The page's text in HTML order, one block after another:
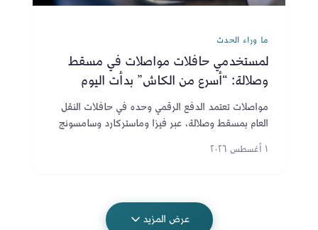
ما وراء الحدث
لمستخدمي حافلات مواصلات في مسقط
وصلالة: “أسرع من الكاش” بدأت اليوم
مواصلات تعتمد الدفع الرقمي وحده في حافلات النقل
العام بمسقط وصلالة، عبر فيزا وماستركارد وسامسونج
باي وآبل باي، ضمن تحول يسرّع صعود الركاب ويقلل
التوقف.١ أغسطس ٢٠٢٦
عرض المزيد